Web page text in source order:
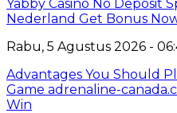
Yabby Casino No Deposit
Nederland Get Bonus
Rabu, 5 Agustus 2026 -
Advantages You Should
Game adrenaline-
Win